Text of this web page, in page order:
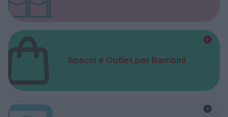
Spacci e Outlet per Bambini